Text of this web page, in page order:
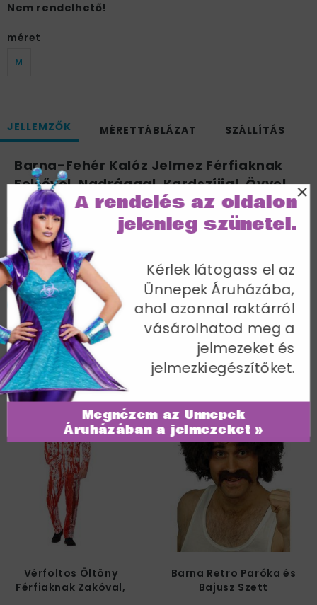
Nem rendelhető!
méret
M
JELLEMZŐK MÉRETTÁBLÁZAT SZÁLLÍTÁS
Barna-Fehér Kalóz Jelmez Férfiaknak
Felsővel, Nadrággal, Kardszíjjal, Övvel
és Fejkendővel - L
Mellbőség 107-112 cm / Derékbőség 91-97 cm / Belső
lábhossz 84 cm
Cikkszám: 26224L
További termékek a kategóriában
Vérfoltos Öltöny
Férfiaknak Zakóval,
Barna Retro Paróka és
Bajusz Szett
Megnézem az Ünnepek
Áruházában a jelmezeket »
Kérlek látogass el az
Ünnepek Áruházába,
ahol azonnal raktárról
vásárolhatod meg a
jelmezeket és
jelmezkiegészítőket.
A rendelés az oldalon
jelenleg szünetel.
×